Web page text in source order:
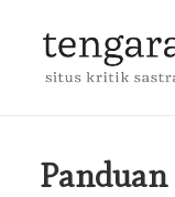
BERANDA
Panduan